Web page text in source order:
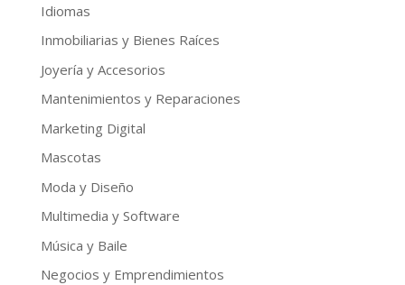
Idiomas
Inmobiliarias y Bienes Raíces
Joyería y Accesorios
Mantenimientos y Reparaciones
Marketing Digital
Mascotas
Moda y Diseño
Multimedia y Software
Música y Baile
Negocios y Emprendimientos